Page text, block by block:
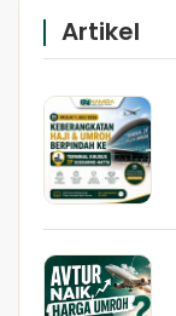
Artikel